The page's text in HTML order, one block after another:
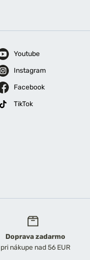
Doprava zadarmo
pri nákupe nad 56 EUR
Youtube
Instagram
Facebook
TikTok